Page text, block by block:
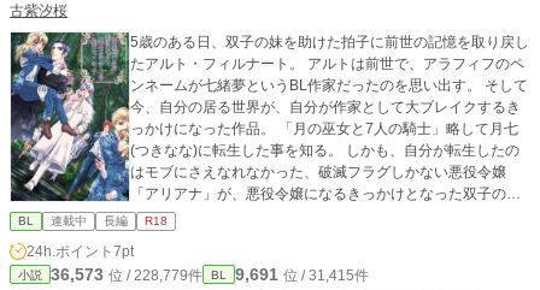
リアムの婚約発表のお茶会で、エリアにも番が出来たと報告しようという話にな
ったが、当日、エリアの目を盗んで侯爵令嬢ベイリーの本性が剥き出しとなる。
お茶会の会場で下民扱いを受けた茉優だったが……。 ♡読者様1300over！本当
にありがとうございます♡ ※独自のオメガバース設定があります。 ※予告なく
性描写が入ります。
古紫汐桜
5歳のある日、双子の妹を助けた拍子に前世の記憶を取り戻し
たアルト・フィルナート。 アルトは前世で、アラフィフのペ
ンネームが七緒夢というBL作家だったのを思い出す。 そして
今、自分の居る世界が、自分が作家として大ブレイクするき
っかけになった作品。 「月の巫女と7人の騎士」略して月七
(つきなな)に転生した事を知る。 しかも、自分が転生したの
はモブにさえなれなかった、破滅フラグしかない悪役令嬢
「アリアナ」が、悪役令嬢になるきっかけとなった双子の
兄、アルトであると気付く。 アルトは5歳の春、アルトの真
似をして木登りをしまアリアナを助けようとして死んでしま
う。 アルトは作中、懺悔に苦しむアリアナが見つめた先に描
かれた絵画にしか登場しない。 そう、モブにさえなれなかっ
BL 連載中 長編 R18
24h.ポイント 7pt
小説 36,573 位 / 228,779件 BL 9,691 位 / 31,415件